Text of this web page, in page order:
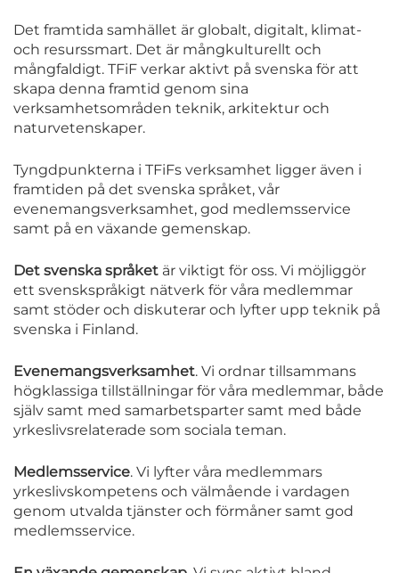
Det framtida samhället är globalt, digitalt, klimat-
och resurssmart. Det är mångkulturellt och
mångfaldigt. TFiF verkar aktivt på svenska för att
skapa denna framtid genom sina
verksamhetsområden teknik, arkitektur och
naturvetenskaper.
Tyngdpunkterna i TFiFs verksamhet ligger även i
framtiden på det svenska språket, vår
evenemangsverksamhet, god medlemsservice
samt på en växande gemenskap.
Det svenska språket är viktigt för oss. Vi möjliggör
ett svenskspråkigt nätverk för våra medlemmar
samt stöder och diskuterar och lyfter upp teknik på
svenska i Finland.
Evenemangsverksamhet. Vi ordnar tillsammans
högklassiga tillställningar för våra medlemmar, både
själv samt med samarbetsparter samt med både
yrkeslivsrelaterade som sociala teman.
Medlemsservice. Vi lyfter våra medlemmars
yrkeslivskompetens och välmående i vardagen
genom utvalda tjänster och förmåner samt god
medlemsservice.